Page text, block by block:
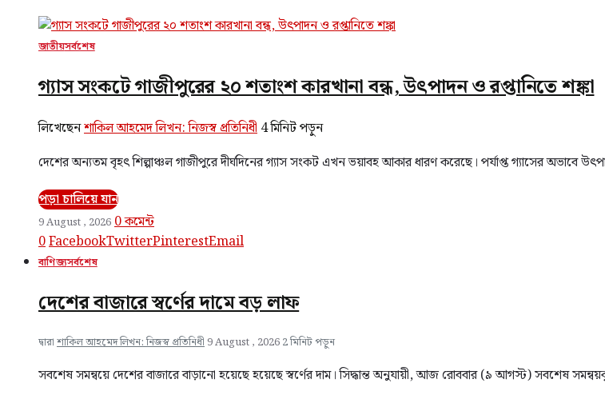
জাতীয়সর্বশেষ
গ্যাস সংকটে গাজীপুরের ২০ শতাংশ কারখানা বন্ধ, উৎপাদন ও রপ্তানিতে শঙ্কা
লিখেছেনশাকিল আহমেদ লিখন: নিজস্ব প্রতিনিধী 4 মিনিট পড়ুন
দেশের অন্যতম বৃহৎ শিল্পাঞ্চল গাজীপুরে দীর্ঘদিনের গ্যাস সংকট এখন ভয়াবহ আকার ধারণ করেছে। পর্যাপ্ত গ্যাসের অভাবে
পড়া চালিয়ে যান
9 August , 20260 কমেন্ট
0FacebookTwitterPinterestEmail
বাণিজ্যসর্বশেষ
দেশের বাজারে স্বর্ণের দামে বড় লাফ
দ্বারাশাকিল আহমেদ লিখন: নিজস্ব প্রতিনিধী9 August , 20262 মিনিট পড়ুন
সবশেষ সমন্বয়ে দেশের বাজারে বাড়ানো হয়েছে হয়েছে স্বর্ণের দাম। সিদ্ধান্ত অনুযায়ী, আজ রোববার (৯ আগস্ট) সবশেষ